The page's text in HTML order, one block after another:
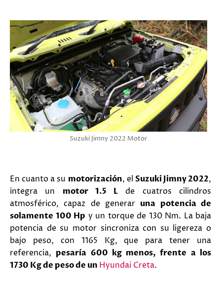
Suzuki Jimny 2022 Motor
En cuanto a su motorización, el Suzuki Jimny 2022,
integra un motor 1.5 L de cuatros cilindros
atmosférico, capaz de generar una potencia de
solamente 100 Hp y un torque de 130 Nm. La baja
potencia de su motor sincroniza con su ligereza o
bajo peso, con 1165 Kg, que para tener una
referencia, pesaría 600 kg menos, frente a los
1730 Kg de peso de un Hyundai Creta.